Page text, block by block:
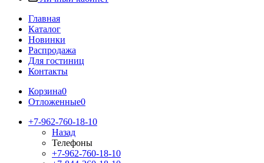
Главная
Каталог
Новинки
Распродажа
Для гостиниц
Контакты
Корзина0
Отложенные0
+7-962-760-18-10
Назад
Телефоны
+7-962-760-18-10